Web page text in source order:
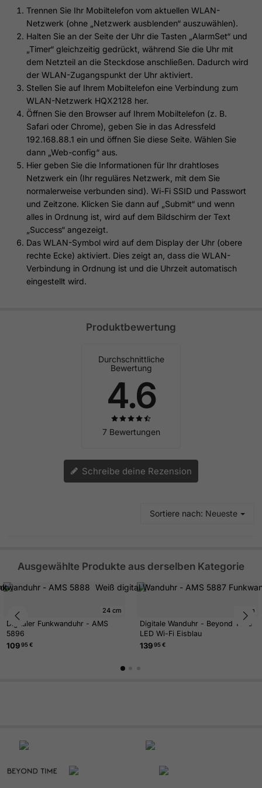
Trennen Sie Ihr Mobiltelefon vom aktuellen WLAN-
Netzwerk (ohne „Netzwerk ausblenden“ auszuwählen).
Halten Sie an der Seite der Uhr die Tasten „AlarmSet“ und
„Timer“ gleichzeitig gedrückt, während Sie die Uhr mit
dem Netzteil an die Steckdose anschließen. Dadurch wird
der WLAN-Zugangspunkt der Uhr aktiviert.
Stellen Sie auf Ihrem Mobiltelefon eine Verbindung zum
WLAN-Netzwerk HQX2128 her.
Öffnen Sie den Browser auf Ihrem Mobiltelefon (z. B.
Safari oder Chrome), geben Sie in das Adressfeld
192.168.88.1 ein und öffnen Sie diese Seite. Wählen Sie
dann „Web-config“ aus.
Hier geben Sie die Informationen für Ihr drahtloses
Netzwerk ein (Ihr reguläres Netzwerk, mit dem Sie
normalerweise verbunden sind). Wi-Fi SSID und Passwort
und Zeitzone. Klicken Sie dann auf „Submit“ und wenn
alles in Ordnung ist, wird auf dem Bildschirm der Text
„Success“ angezeigt.
Das WLAN-Symbol wird auf dem Display der Uhr (obere
rechte Ecke) aktiviert. Dies zeigt an, dass die WLAN-
Verbindung in Ordnung ist und die Uhrzeit automatisch
eingestellt wird.
Produktbewertung
Durchschnittliche
Bewertung
4.6
7 Bewertungen
Schreibe deine Rezension
Sortiere nach: Neueste
Ausgewählte Produkte aus derselben Kategorie
24 cm
Digitaler Funkwanduhr - AMS
5896
10995 €
42 cm
Digitale Wanduhr - Beyond Time
LED Wi-Fi Eisblau
13995 €